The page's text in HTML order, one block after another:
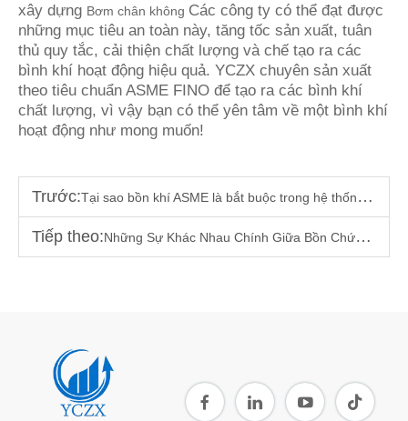
xây dựng Bơm chân không Các công ty có thể đạt được
những mục tiêu an toàn này, tăng tốc sản xuất, tuân
thủ quy tắc, cải thiện chất lượng và chế tạo ra các
bình khí hoạt động hiệu quả. YCZX chuyên sản xuất
theo tiêu chuẩn ASME FINO để tạo ra các bình khí
chất lượng, vì vậy bạn có thể yên tâm về một bình khí
hoạt động như mong muốn!
Trước:Tại sao bồn khí ASME là bắt buộc trong hệ thống nén thương mại
Tiếp theo:Những Sự Khác Nhau Chính Giữa Bồn Chứa Không Khí ASME và Không Phải ASME